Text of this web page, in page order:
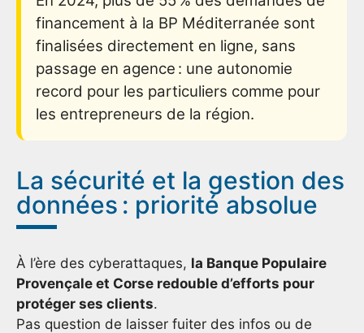
financement à la BP Méditerranée sont
finalisées directement en ligne, sans
passage en agence : une autonomie
record pour les particuliers comme pour
les entrepreneurs de la région.
La sécurité et la gestion des
données : priorité absolue
À l’ère des cyberattaques, la Banque Populaire
Provençale et Corse redouble d’efforts pour
protéger ses clients.
Pas question de laisser fuiter des infos ou de